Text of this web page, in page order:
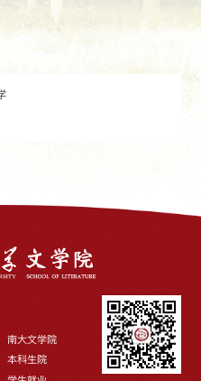
南大文学院
本科生院